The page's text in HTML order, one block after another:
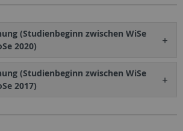
(Studienbeginn zwischen WiSe
2020)
(Studienbeginn zwischen WiSe
2017)